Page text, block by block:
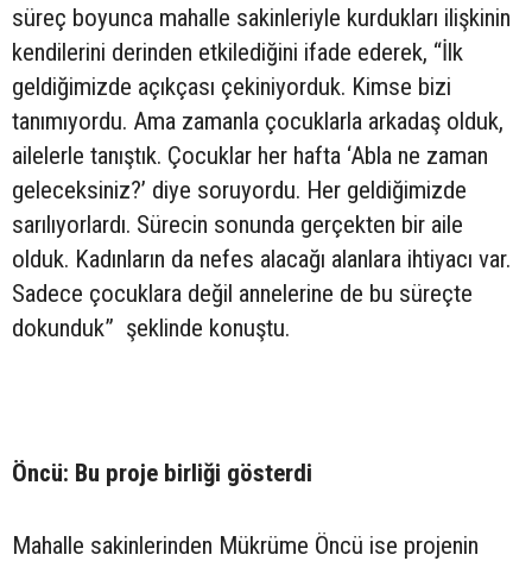
süreç boyunca mahalle sakinleriyle kurdukları ilişkinin
kendilerini derinden etkilediğini ifade ederek, “İlk
geldiğimizde açıkçası çekiniyorduk. Kimse bizi
tanımıyordu. Ama zamanla çocuklarla arkadaş olduk,
ailelerle tanıştık. Çocuklar her hafta ‘Abla ne zaman
geleceksiniz?’ diye soruyordu. Her geldiğimizde
sarılıyorlardı. Sürecin sonunda gerçekten bir aile
olduk. Kadınların da nefes alacağı alanlara ihtiyacı var.
Sadece çocuklara değil annelerine de bu süreçte
dokunduk” şeklinde konuştu.
Öncü: Bu proje birliği gösterdi
Mahalle sakinlerinden Mükrüme Öncü ise projenin